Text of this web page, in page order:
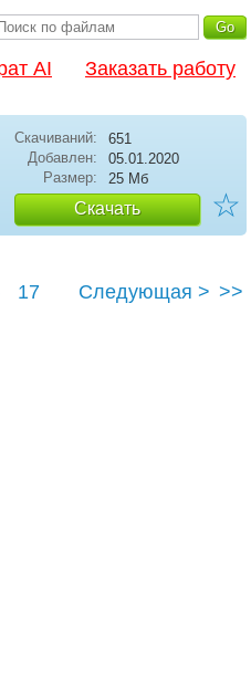
AI Заказать работу
Скачиваний:
651
Добавлен:
05.01.2020
Размер:
25 Мб
Скачать ☆
17
Следующая > >>